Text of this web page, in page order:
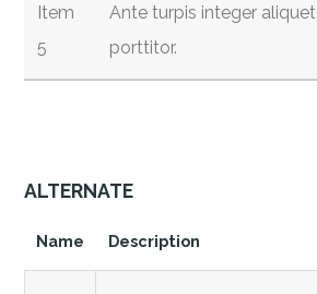
Item
5
Ante turpis integer aliquet
porttitor.
ALTERNATE
Name Description